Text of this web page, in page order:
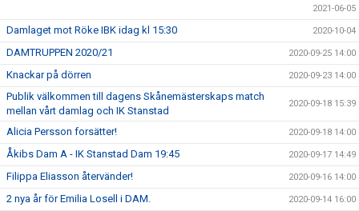
2021-06-05
Damlaget mot Röke IBK idag kl 15:30 2020-10-04
DAMTRUPPEN 2020/21 2020-09-25 14:00
Knackar på dörren 2020-09-23 14:00
Publik välkommen till dagens Skånemästerskaps match
mellan vårt damlag och IK Stanstad
2020-09-18 15:39
Alicia Persson forsätter! 2020-09-18 14:00
Åkibs Dam A - IK Stanstad Dam 19:45 2020-09-17 14:49
Filippa Eliasson återvänder! 2020-09-16 14:00
2 nya år för Emilia Losell i DAM. 2020-09-14 16:00